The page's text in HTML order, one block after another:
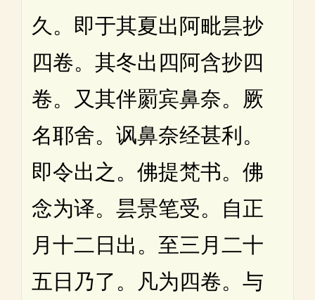
久。即于其夏出阿毗昙抄
四卷。其冬出四阿含抄四
卷。又其伴罽宾鼻奈。厥
名耶舍。讽鼻奈经甚利。
即令出之。佛提梵书。佛
念为译。昙景笔受。自正
月十二日出。至三月二十
五日乃了。凡为四卷。与